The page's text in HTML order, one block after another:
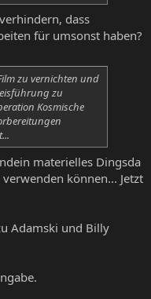
dass
für umsonst haben?
zu vernichten und
zu
Kosmische
materielles Dingsda
können... Jetzt
Adamski und Billy